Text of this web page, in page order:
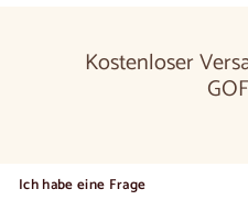
Kostenloser
Ich habe eine Frage